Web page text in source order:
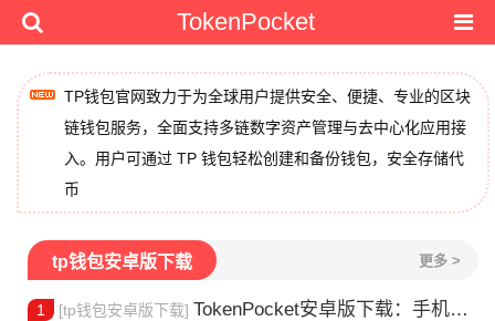
TokenPocket
TP钱包官网致力于为全球用户提供安全、便捷、专业的区块
链钱包服务，全面支持多链数字资产管理与去中心化应用接
入。用户可通过 TP 钱包轻松创建和备份钱包，安全存储代
币
tp钱包安卓版下载 更多 >
1 [tp钱包安卓版下载] TokenPocket安卓版下载：手机多链钱包安装使用指南